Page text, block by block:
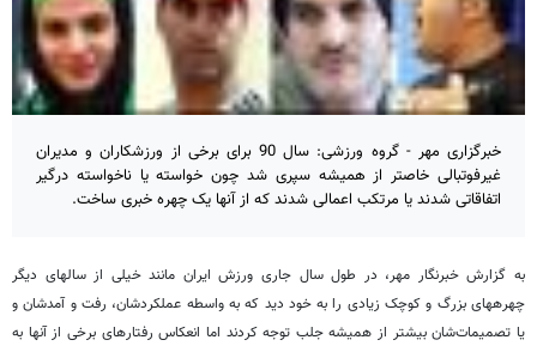
خبرگزاری مهر - گروه ورزشی: سال 90 برای برخی از ورزشکاران و مدیران
غیرفوتبالی خاص‏تر از همیشه سپری شد چون خواسته یا ناخواسته درگیر
اتفاقاتی شدند یا مرتکب اعمالی شدند که از آنها یک چهره خبری ساخت.
به گزارش خبرنگار مهر، در طول سال جاری ورزش ایران مانند خیلی از سال‎های دیگر
چهره‎های بزرگ و کوچک زیادی را به خود دید که به واسطه عملکردشان، رفت و آمدشان و
یا تصمیمات‌شان بیشتر از همیشه جلب توجه کردند اما انعکاس رفتارهای برخی از آنها به